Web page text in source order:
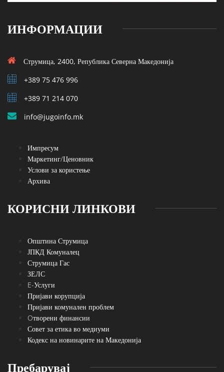
ИНФОРМАЦИИ
Струмица, 2400, Република Северна Македонија
+389 75 476 996
+389 71 214 070
info@jugoinfo.mk
Импресум
Маркетинг/Ценовник
Услови за користење
Архива
КОРИСНИ ЛИНКОВИ
Општина Струмица
ЈПКД Комуналец
Струмица Гас
ЗЕЛС
E-Услуги
Пријави корупција
Пријави комунален проблем
Oтворени финансии
Совет за етика во медиуми
Кодекс на новинарите на Македонија
Пребарувај